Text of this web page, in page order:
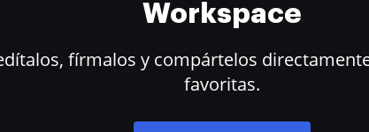
Workspace
fírmalos y compártelos
favoritas.